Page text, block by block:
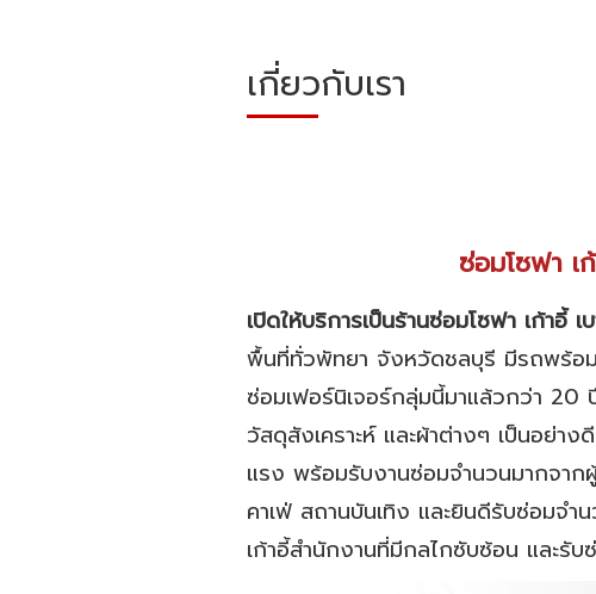
เกี่ยวกับเรา
ซ่อมโซฟา เ
เปิดให้บริการเป็นร้านซ่อมโซฟา เก้าอี้
พื้นที่ทั่วพัทยา จังหวัดชลบุรี มีรถพร้อ
ซ่อมเฟอร์นิเจอร์กลุ่มนี้มาแล้วกว่า 20
วัสดุสังเคราะห์ และผ้าต่างๆ เป็นอย่
แรง พร้อมรับงานซ่อมจำนวนมากจาก
คาเฟ่ สถานบันเทิง และยินดีรับซ่อมจ
เก้าอี้สำนักงานที่มีกลไกซับซ้อน และรับ